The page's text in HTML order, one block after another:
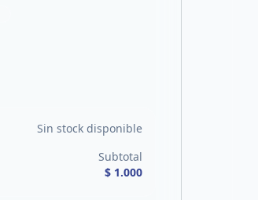
Sin stock disponible
Subtotal
$ 1.000